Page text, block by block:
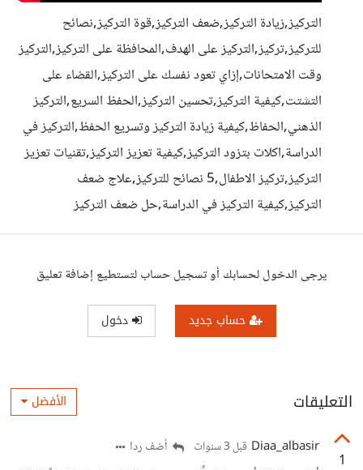
التركيز,زيادة التركيز,ضعف التركيز,قوة التركيز,نصائح
للتركيز,تركيز,التركيز على الهدف,المحافظة على التركيز,التركيز
وقت الامتحانات,إزاي تعود نفسك على التركيز,القضاء على
التشتت,كيفية التركيز,تحسين التركيز,الحفظ السريع,التركيز
الذهني,الحفاظ,كيفية زيادة التركيز وتسريع الحفظ,التركيز في
الدراسة,اكلات بتزود التركيز,كيفية تعزيز التركيز,تقنيات تعزيز
التركيز,تركيز الاطفال,5 نصائح للتركيز,علاج ضعف
التركيز,كيفية التركيز في الدراسة,حل ضعف التركيز
يرجى الدخول لحسابك أو تسجيل حساب لتستطيع إضافة تعليق
حساب جديد دخول
التعليقات الأفضل
1
Diaa_albasir قبل 3 سنوات أضف ردا